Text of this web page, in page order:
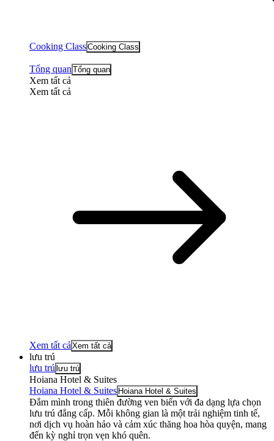
Cooking ClassCooking Class
Tổng quan Tổng quan
Xem tất cả
Xem tất cả
Xem tất cả Xem tất cả
lưu trú
lưu trú lưu trú
Hoiana Hotel & Suites
Hoiana Hotel & Suites Hoiana Hotel & Suites
Đắm mình trong thiên đường ven biển với đa dạng lựa chọn
lưu trú đẳng cấp. Mỗi không gian là một trải nghiệm tinh tế,
nơi dịch vụ hoàn hảo và cảm xúc thăng hoa hòa quyện, mang
đến kỳ nghỉ trọn vẹn khó quên.